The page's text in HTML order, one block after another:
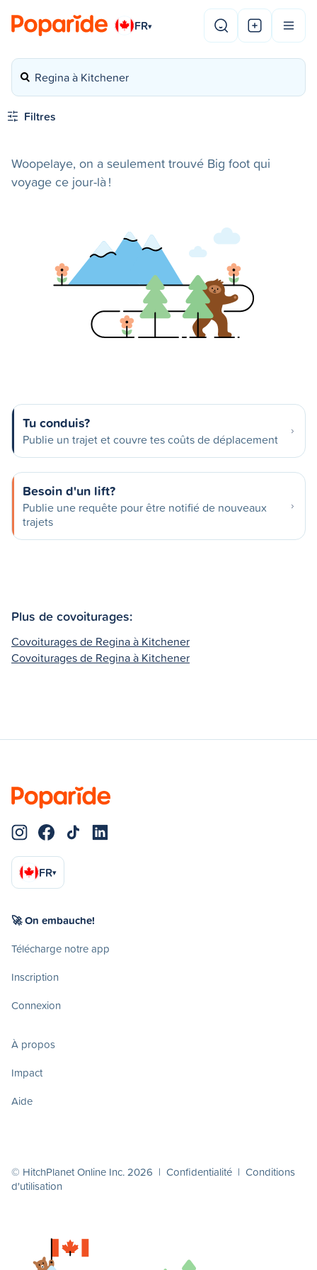
FR▾
Regina à Kitchener
Filtres
Woopelaye, on a seulement trouvé Big foot qui
voyage ce jour-là !
Tu conduis?
Publie un trajet et couvre tes coûts de déplacement
Besoin d'un lift?
Publie une requête pour être notifié de nouveaux
trajets
Plus de covoiturages:
Covoiturages de Regina à Kitchener
Covoiturages de Regina à Kitchener
FR▾
🚀 On embauche!
Télécharge notre app
Inscription
Connexion
À propos
Impact
Aide
© HitchPlanet Online Inc. 2026 | Confidentialité | Conditions
d'utilisation